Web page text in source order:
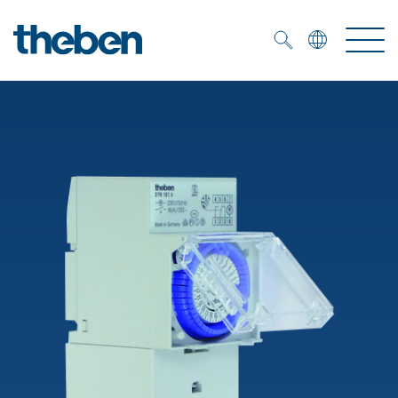
KNX
Smart Home
Détecteurs de présence et de mouvement
Spots LED
Solutions
Contrôle du temps et de la lumière
Commande d'éclairage DALI-2
Entreprise